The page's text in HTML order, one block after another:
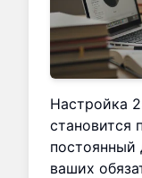
Настройка
становится
постоянный
ваших